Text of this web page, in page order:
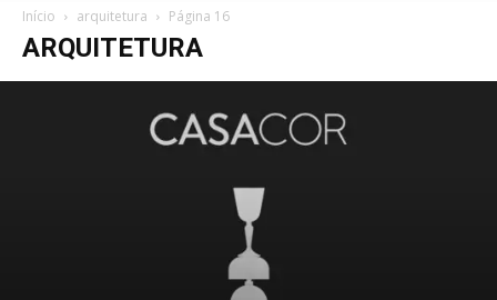
Início arquitetura Página 16
ARQUITETURA